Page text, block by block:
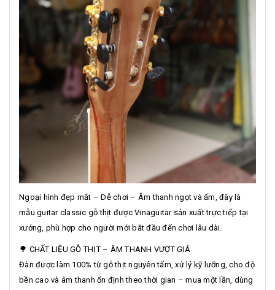
Ngoại hình đẹp mắt – Dễ chơi – Âm thanh ngọt và ấm, đây là
mẫu guitar classic gỗ thịt được Vinaguitar sản xuất trực tiếp tại
xưởng, phù hợp cho người mới bắt đầu đến chơi lâu dài.
🌳 CHẤT LIỆU GỖ THỊT – ÂM THANH VƯỢT GIÁ
Đàn được làm 100% từ gỗ thịt nguyên tấm, xử lý kỹ lưỡng, cho độ
bền cao và âm thanh ổn định theo thời gian – mua một lần, dùng